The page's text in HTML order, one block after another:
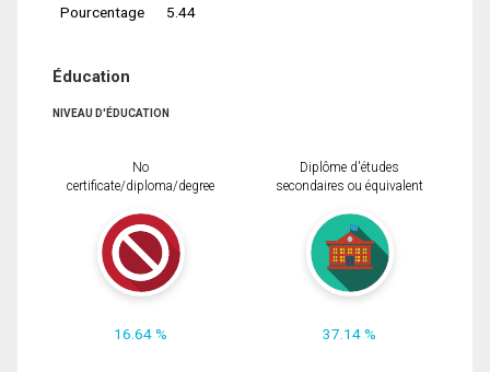
Pourcentage
5.44
Éducation
NIVEAU D'ÉDUCATION
No
certificate/diploma/degree
16.64 %
Diplôme d'études
secondaires ou équivalent
37.14 %